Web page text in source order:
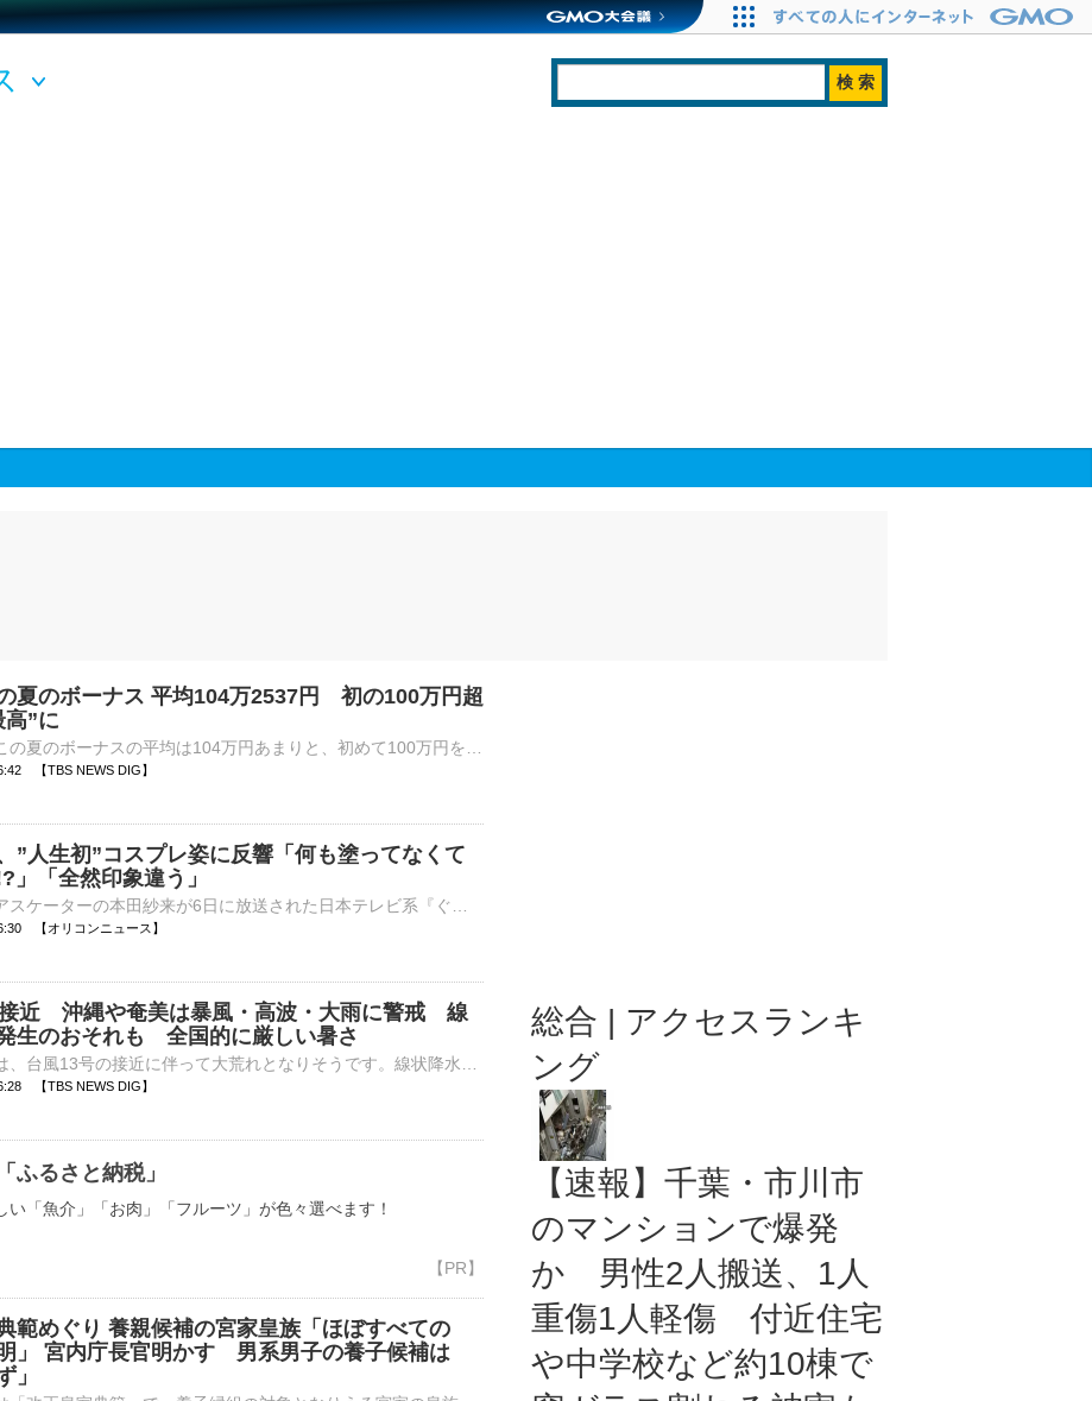
夏のボーナス 平均104万2537円 初の100万円超
高”に
【TBS NEWS DIG】
”人生初”コスプレ姿に反響「何も塗ってなくて
」「全然印象違う」
【オリコンニュース】
近 沖縄や奄美は暴風・高波・大雨に警戒 線
生のおそれも 全国的に厳しい暑さ
【TBS NEWS DIG】
ふるさと納税」
い「魚介」「お肉」「フルーツ」が色々選べます！
範めぐり 養親候補の宮家皇族「ほぼすべての
」 宮内庁長官明かす 男系男子の養子候補は
」
総合 | アクセスランキ
ング
【速報】千葉・市川市
のマンションで爆発
か 男性2人搬送、1人
重傷1人軽傷 付近住宅
や中学校など約10棟で